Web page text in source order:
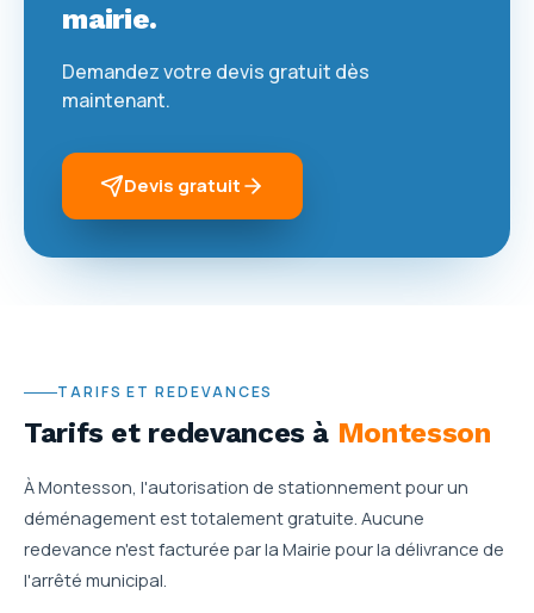
mairie.
Demandez votre devis gratuit dès
maintenant.
Devis gratuit
TARIFS ET REDEVANCES
Tarifs et redevances à Montesson
À Montesson, l'autorisation de stationnement pour un
déménagement est totalement gratuite. Aucune
redevance n'est facturée par la Mairie pour la délivrance de
l'arrêté municipal.